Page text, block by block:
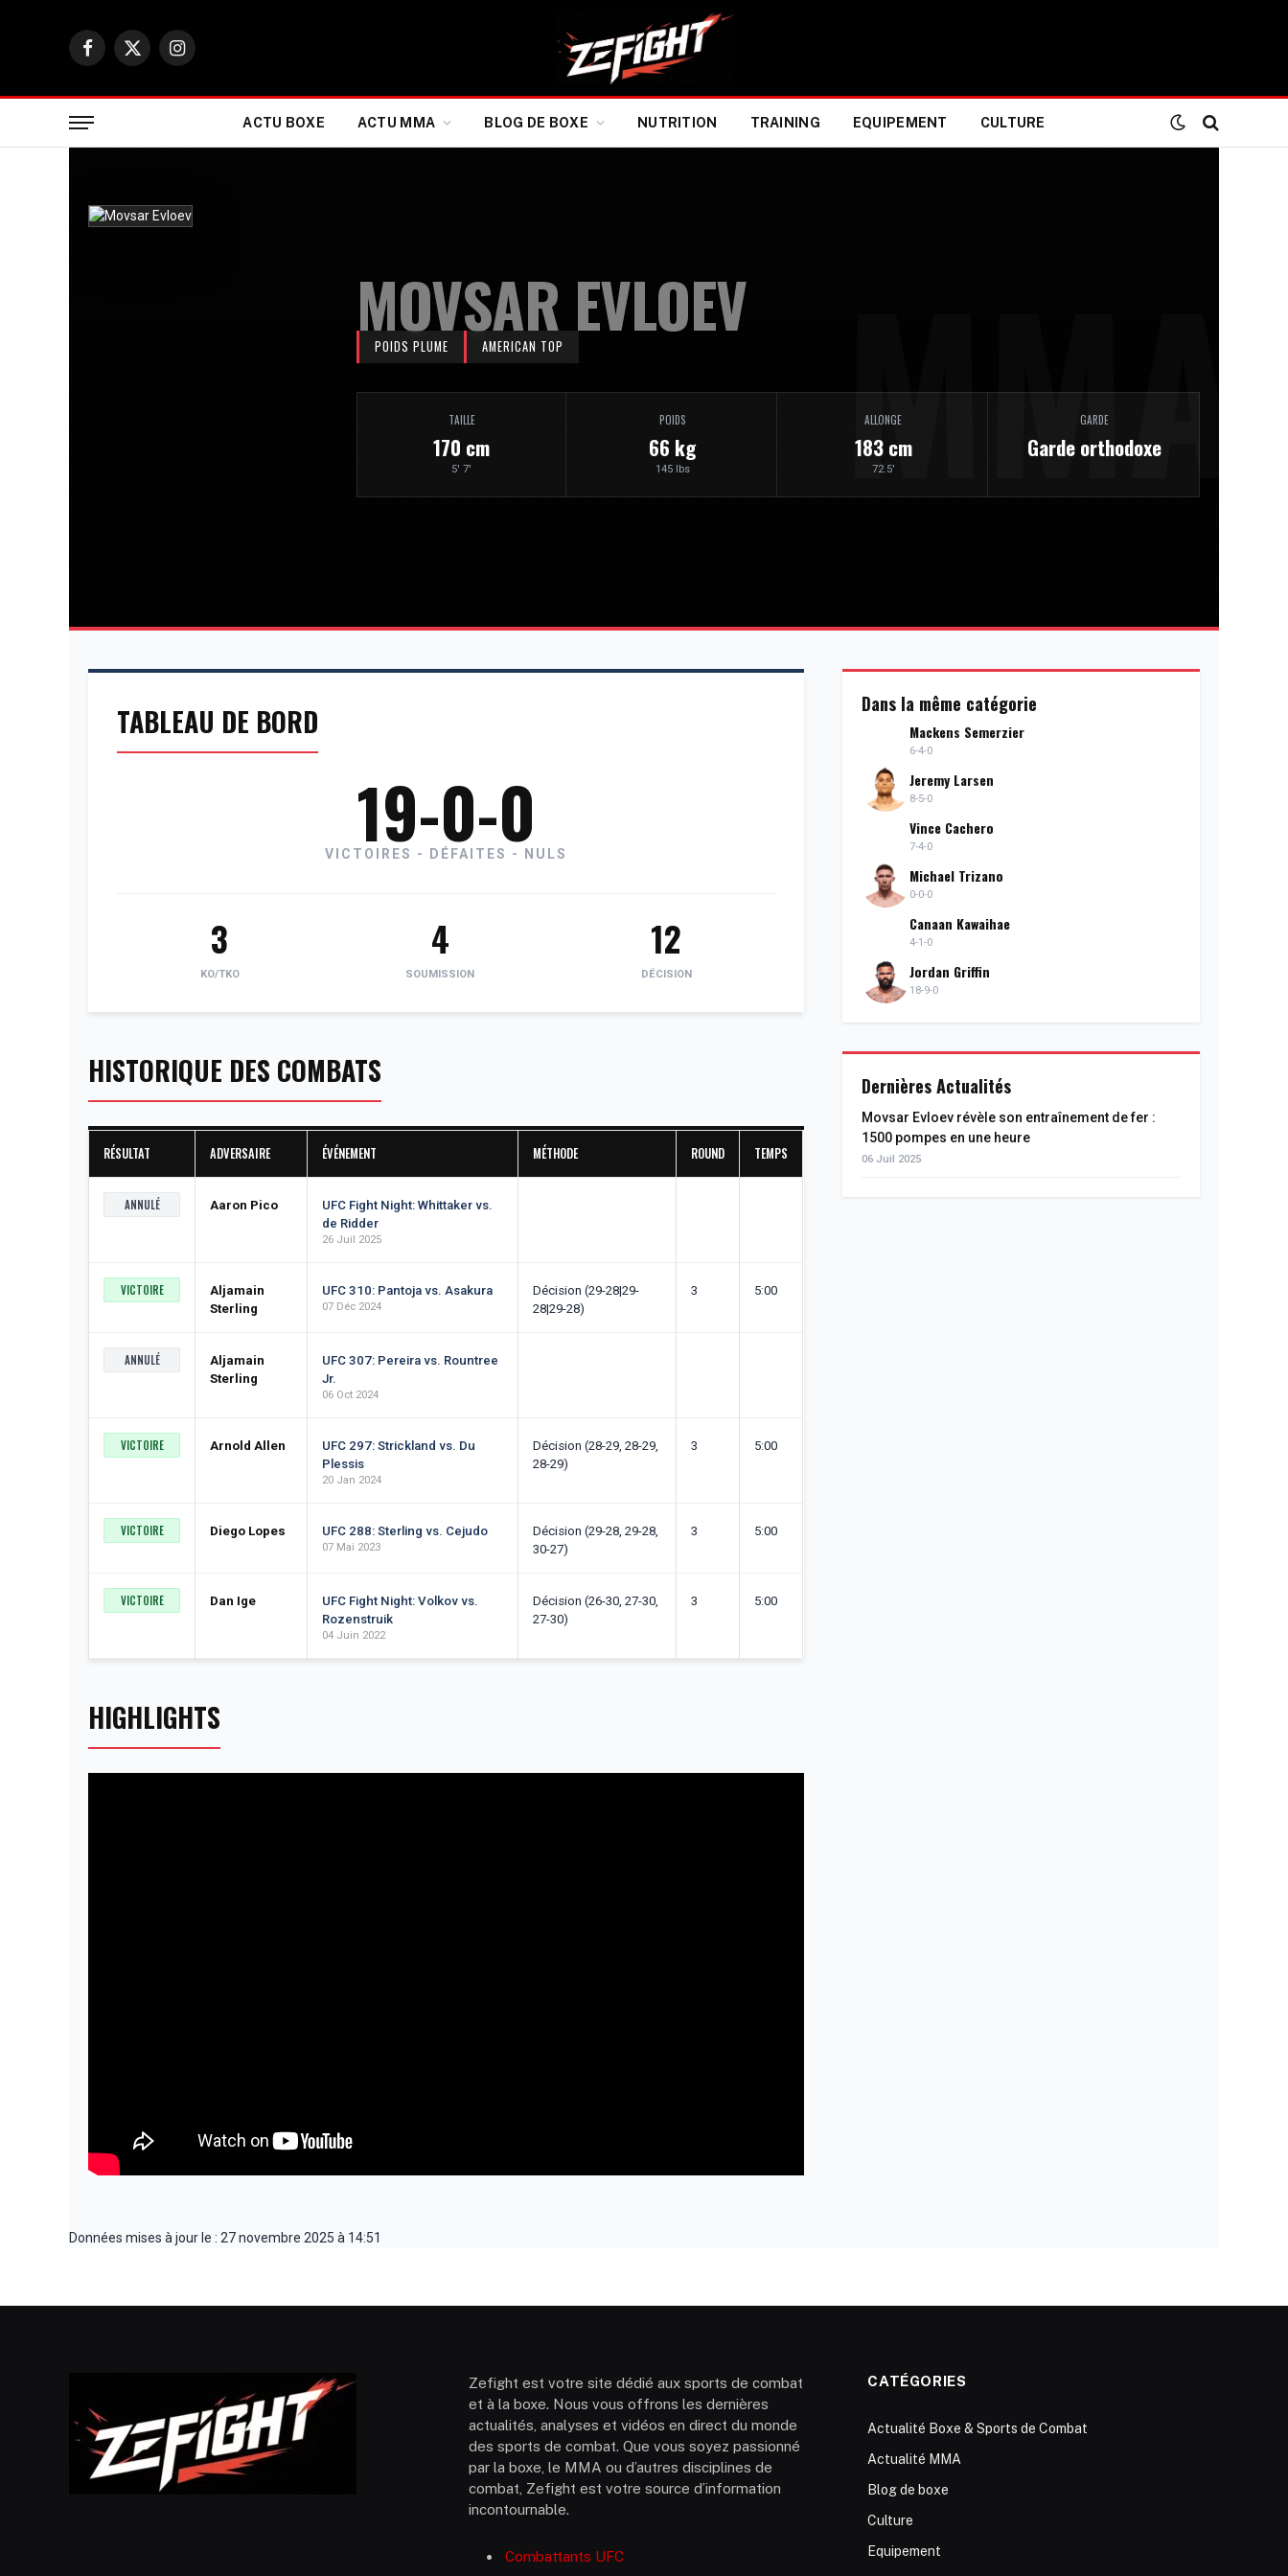
Facebook
X
Instagram
ACTU BOXE ACTU MMA BLOG DE BOXE NUTRITION TRAINING EQUIPEMENT CULTURE
MOVSAR EVLOEV
POIDS PLUME AMERICAN TOP
TAILLE
170 cm
5' 7'
POIDS
66 kg
145 lbs
ALLONGE
183 cm
72.5'
GARDE
Garde orthodoxe
TABLEAU DE BORD
19-0-0
VICTOIRES - DÉFAITES - NULS
3
KO/TKO
4
SOUMISSION
12
DÉCISION
HISTORIQUE DES COMBATS
RÉSULTAT ADVERSAIRE ÉVÉNEMENT MÉTHODE ROUND TEMPS
ANNULÉ Aaron Pico
UFC Fight Night: Whittaker vs.
de Ridder
26 Juil 2025
VICTOIRE
Aljamain
Sterling
UFC 310: Pantoja vs. Asakura
07 Déc 2024
Décision (29-28|29-
28|29-28)
3 5:00
ANNULÉ
Aljamain
Sterling
UFC 307: Pereira vs. Rountree
Jr.
06 Oct 2024
VICTOIRE Arnold Allen
UFC 297: Strickland vs. Du
Plessis
20 Jan 2024
Décision (28-29, 28-29,
28-29)
3 5:00
VICTOIRE Diego Lopes UFC 288: Sterling vs. Cejudo
07 Mai 2023
Décision (29-28, 29-28,
30-27)
3 5:00
VICTOIRE Dan Ige
UFC Fight Night: Volkov vs.
Rozenstruik
04 Juin 2022
Décision (26-30, 27-30,
27-30)
3 5:00
HIGHLIGHTS
Dans la même catégorie
Mackens Semerzier
6-4-0
Jeremy Larsen
8-5-0
Vince Cachero
7-4-0
Michael Trizano
0-0-0
Canaan Kawaihae
4-1-0
Jordan Griffin
18-9-0
Dernières Actualités
Movsar Evloev révèle son entraînement de fer :
1500 pompes en une heure
06 Juil 2025
Données mises à jour le : 27 novembre 2025 à 14:51
Zefight est votre site dédié aux sports de combat
et à la boxe. Nous vous offrons les dernières
actualités, analyses et vidéos en direct du monde
des sports de combat. Que vous soyez passionné
par la boxe, le MMA ou d’autres disciplines de
combat, Zefight est votre source d’information
incontournable.
Combattants UFC
CATÉGORIES
Actualité Boxe & Sports de Combat
Actualité MMA
Blog de boxe
Culture
Equipement